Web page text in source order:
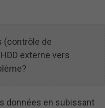
(contrôle de
externe vers
données en subissant